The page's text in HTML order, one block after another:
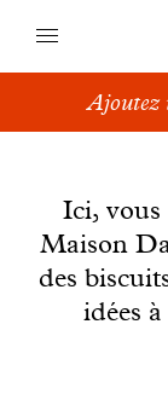
Ajoutez
Ici, vous
Maison
des
idées